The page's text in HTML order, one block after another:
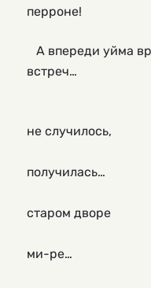
перроне!
А впереди уйма
встреч…
не случилось,
получилась…
старом дворе
ми-ре…